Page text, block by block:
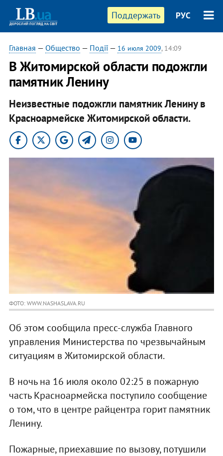
Поддержать РУС
Главная — Общество — Події— 16 июля 2009, 14:09
В Житомирской области подожгли
памятник Ленину
Неизвестные подожгли памятник Ленину в
Красноармейске Житомирской области.
ФОТО: WWW.NASHASLAVA.RU
Об этом сообщила пресс-служба Главного
управления Министерства по чрезвычайным
ситуациям в Житомирской области.
В ночь на 16 июля около 02:25 в пожарную
часть Красноармейска поступило сообщение
о том, что в центре райцентра горит памятник
Ленину.
Пожарные, приехавшие по вызову, потушили